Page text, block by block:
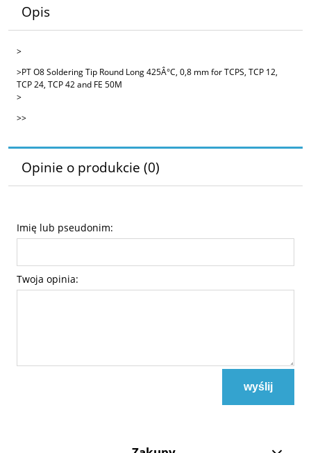
Opis
>
>PT O8 Soldering Tip Round Long 425Â°C, 0,8 mm for TCPS, TCP 12,
TCP 24, TCP 42 and FE 50M
>
>>
Opinie o produkcie (0)
Imię lub pseudonim:
Twoja opinia:
wyślij